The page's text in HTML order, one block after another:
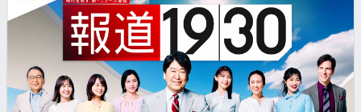
検索
視聴方法 4K放送
イベント ショッピング